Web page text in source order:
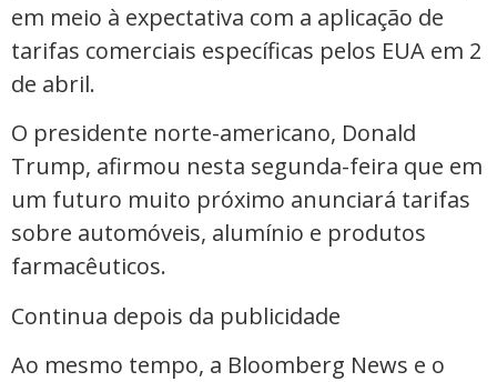
em meio à expectativa com a aplicação de
tarifas comerciais específicas pelos EUA em 2
de abril.
O presidente norte-americano, Donald
Trump, afirmou nesta segunda-feira que em
um futuro muito próximo anunciará tarifas
sobre automóveis, alumínio e produtos
farmacêuticos.
Continua depois da publicidade
Ao mesmo tempo, a Bloomberg News e o